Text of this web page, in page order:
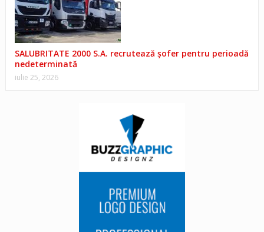
SALUBRITATE 2000 S.A. recrutează șofer pentru perioadă
nedeterminată
iulie 25, 2026